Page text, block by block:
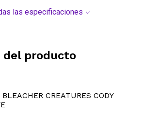
las especificaciones
del producto
CREATURES CODY